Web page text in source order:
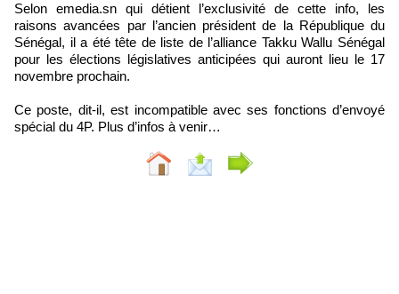
Selon emedia.sn qui détient l’exclusivité de cette info, les
raisons avancées par l’ancien président de la République du
Sénégal, il a été tête de liste de l’alliance Takku Wallu Sénégal
pour les élections législatives anticipées qui auront lieu le 17
novembre prochain.
Ce poste, dit-il, est incompatible avec ses fonctions d’envoyé
spécial du 4P. Plus d’infos à venir…